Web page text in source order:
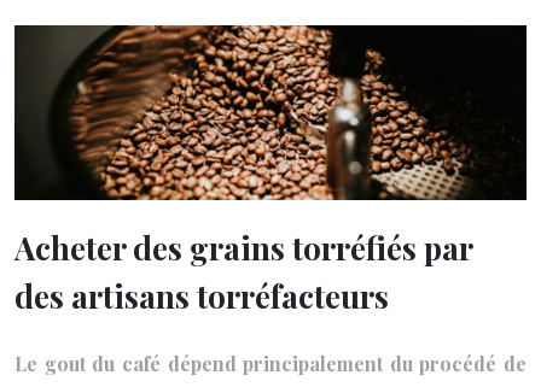
Acheter des grains torréfiés par
des artisans torréfacteurs
Le gout du café dépend principalement du procédé de